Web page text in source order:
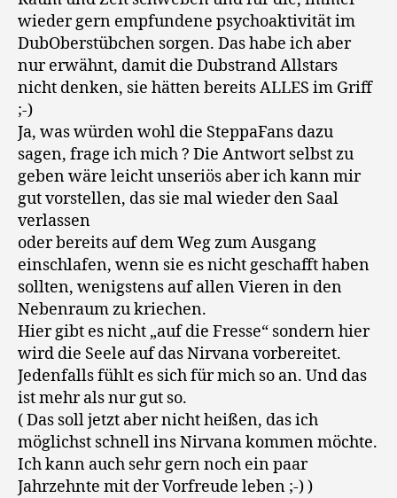
wieder gern empfundene psychoaktivität im
DubOberstübchen sorgen. Das habe ich aber
nur erwähnt, damit die Dubstrand Allstars
nicht denken, sie hätten bereits ALLES im Griff
;-)
Ja, was würden wohl die SteppaFans dazu
sagen, frage ich mich ? Die Antwort selbst zu
geben wäre leicht unseriös aber ich kann mir
gut vorstellen, das sie mal wieder den Saal
verlassen
oder bereits auf dem Weg zum Ausgang
einschlafen, wenn sie es nicht geschafft haben
sollten, wenigstens auf allen Vieren in den
Nebenraum zu kriechen.
Hier gibt es nicht „auf die Fresse“ sondern hier
wird die Seele auf das Nirvana vorbereitet.
Jedenfalls fühlt es sich für mich so an. Und das
ist mehr als nur gut so.
( Das soll jetzt aber nicht heißen, das ich
möglichst schnell ins Nirvana kommen möchte.
Ich kann auch sehr gern noch ein paar
Jahrzehnte mit der Vorfreude leben ;-) )